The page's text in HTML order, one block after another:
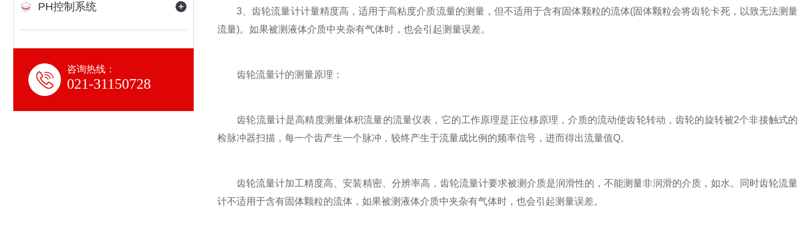
PH控制系统
咨询热线：
021-31150728
3、齿轮流量计计量精度高，适用于高粘度介质流量的测量，但不适用于含有固体颗粒的流体(固体颗粒会将齿轮卡死，以致无法测量
流量)。如果被测液体介质中夹杂有气体时，也会引起测量误差。
齿轮流量计的测量原理：
齿轮流量计是高精度测量体积流量的流量仪表，它的工作原理是正位移原理，介质的流动使齿轮转动，齿轮的旋转被2个非接触式的
检脉冲器扫描，每一个齿产生一个脉冲，较终产生于流量成比例的频率信号，进而得出流量值Q。
齿轮流量计加工精度高、安装精密、分辨率高，齿轮流量计要求被测介质是润滑性的，不能测量非润滑的介质，如水。同时齿轮流量
计不适用于含有固体颗粒的流体，如果被测液体介质中夹杂有气体时，也会引起测量误差。